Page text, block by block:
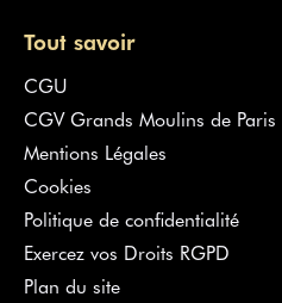
Tout savoir
CGU
CGV Grands Moulins de Paris
Mentions Légales
Cookies
Politique de confidentialité
Exercez vos Droits RGPD
Plan du site